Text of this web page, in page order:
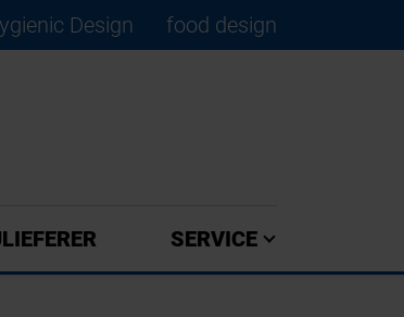
Design
food design
SERVICE
×